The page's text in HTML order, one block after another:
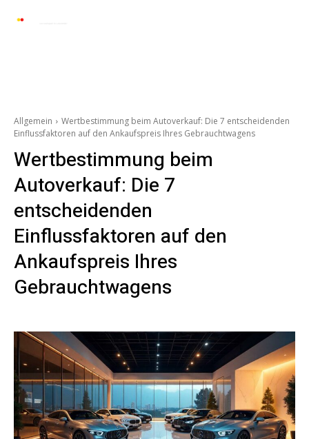
Allgemein
Wertbestimmung beim Autoverkauf: Die 7 entscheidenden
Einflussfaktoren auf den Ankaufspreis Ihres Gebrauchtwagens
Wertbestimmung beim
Autoverkauf: Die 7
entscheidenden
Einflussfaktoren auf den
Ankaufspreis Ihres
Gebrauchtwagens